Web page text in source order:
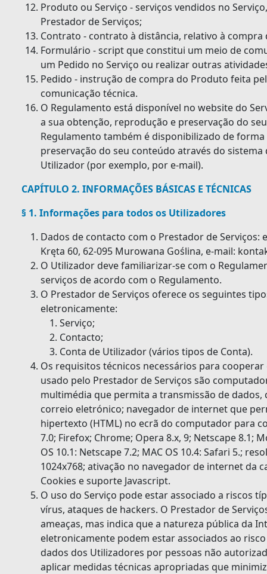
Produto ou Serviço - serviços vendidos no
Prestador de Serviços;
Contrato - contrato à distância, relativo à compra
Formulário - script que constitui um meio de
um Pedido no Serviço ou realizar outras
Pedido - instrução de compra do Produto feita
comunicação técnica.
O Regulamento está disponível no website do
a sua obtenção, reprodução e preservação do
Regulamento também é disponibilizado de
preservação do seu conteúdo através do
Utilizador (por exemplo, por e-mail).
CAPÍTULO 2. INFORMAÇÕES BÁSICAS E TÉCNICAS
§ 1. Informações para todos os Utilizadores
Dados de contacto com o Prestador de Serviços:
Kręta 60, 62-095 Murowana Goślina, e-mail:
O Utilizador deve familiarizar-se com o
serviços de acordo com o Regulamento.
O Prestador de Serviços oferece os seguintes
eletronicamente:
Serviço;
Contacto;
Conta de Utilizador (vários tipos de Conta).
Os requisitos técnicos necessários para
usado pelo Prestador de Serviços são
multimédia que permita a transmissão de dados,
correio eletrónico; navegador de internet que
hipertexto (HTML) no ecrã do computador para
7.0; Firefox; Chrome; Opera 8.x, 9; Netscape 8.1;
OS 10.1: Netscape 7.2; MAC OS 10.4: Safari 5.;
1024x768; ativação no navegador de internet da
Cookies e suporte Javascript.
O uso do Serviço pode estar associado a riscos
vírus, ataques de hackers. O Prestador de
ameaças, mas indica que a natureza pública da
eletronicamente podem estar associados ao
dados dos Utilizadores por pessoas não
aplicar medidas técnicas apropriadas que